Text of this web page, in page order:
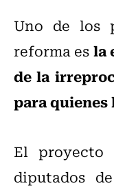
Uno de los
reforma esla
de la
para quienes
El proyecto
diputados